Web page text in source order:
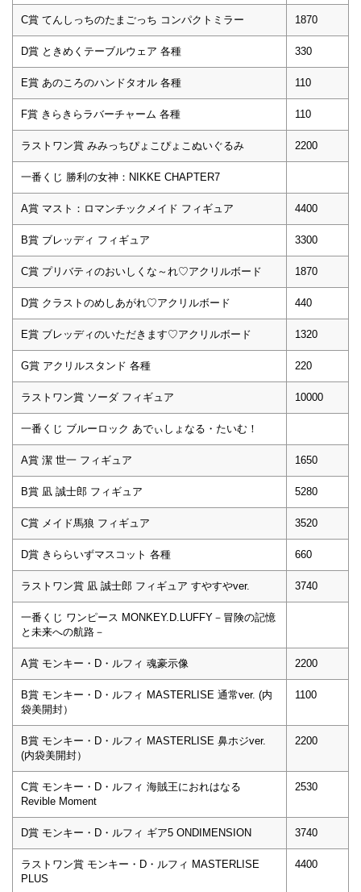
C賞 てんしっちのたまごっち コンパクトミラー 1870
D賞 ときめくテーブルウェア 各種 330
E賞 あのころのハンドタオル 各種 110
F賞 きらきらラバーチャーム 各種 110
ラストワン賞 みみっちぴょこぴょこぬいぐるみ 2200
一番くじ 勝利の女神：NIKKE CHAPTER7
A賞 マスト：ロマンチックメイド フィギュア 4400
B賞 ブレッディ フィギュア 3300
C賞 プリバティのおいしくな～れ♡アクリルボード 1870
D賞 クラストのめしあがれ♡アクリルボード 440
E賞 ブレッディのいただきます♡アクリルボード 1320
G賞 アクリルスタンド 各種 220
ラストワン賞 ソーダ フィギュア 10000
一番くじ ブルーロック あでぃしょなる・たいむ！
A賞 潔 世一 フィギュア 1650
B賞 凪 誠士郎 フィギュア 5280
C賞 メイド馬狼 フィギュア 3520
D賞 きららいずマスコット 各種 660
ラストワン賞 凪 誠士郎 フィギュア すやすやver. 3740
一番くじ ワンピース MONKEY.D.LUFFY－冒険の記憶
と未来への航路－
A賞 モンキー・D・ルフィ 魂豪示像 2200
B賞 モンキー・D・ルフィ MASTERLISE 通常ver. (内
袋美開封）
1100
B賞 モンキー・D・ルフィ MASTERLISE 鼻ホジver.
(内袋美開封）
2200
C賞 モンキー・D・ルフィ 海賊王におれはなる
Revible Moment
2530
D賞 モンキー・D・ルフィ ギア5 ONDIMENSION 3740
ラストワン賞 モンキー・D・ルフィ MASTERLISE
PLUS
4400